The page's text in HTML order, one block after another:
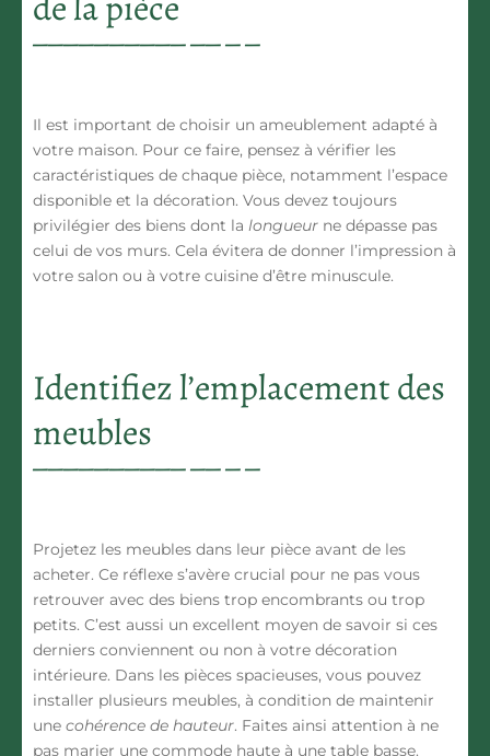
Il est important de choisir un ameublement adapté à
votre maison. Pour ce faire, pensez à vérifier les
caractéristiques de chaque pièce, notamment l’espace
disponible et la décoration. Vous devez toujours
privilégier des biens dont la longueur ne dépasse pas
celui de vos murs. Cela évitera de donner l’impression à
votre salon ou à votre cuisine d’être minuscule.
Identifiez l’emplacement des
meubles
Projetez les meubles dans leur pièce avant de les
acheter. Ce réflexe s’avère crucial pour ne pas vous
retrouver avec des biens trop encombrants ou trop
petits. C’est aussi un excellent moyen de savoir si ces
derniers conviennent ou non à votre décoration
intérieure. Dans les pièces spacieuses, vous pouvez
installer plusieurs meubles, à condition de maintenir
une cohérence de hauteur. Faites ainsi attention à ne
pas marier une commode haute à une table basse.